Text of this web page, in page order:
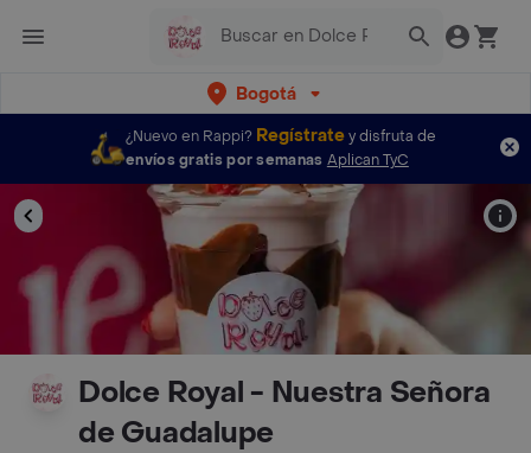
Bogotá
¿Nuevo en Rappi? Regístratey disfruta de
envíos gratis por semanas Aplican TyC
Dolce Royal - Nuestra Señora
de Guadalupe